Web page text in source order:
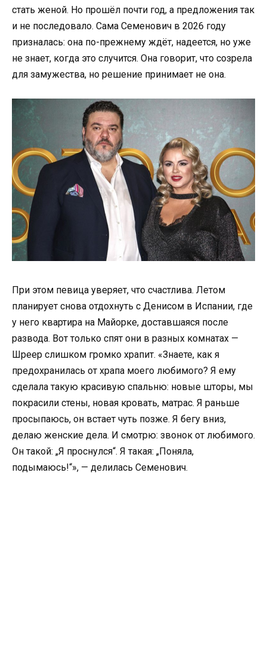
стать женой. Но прошёл почти год, а предложения так
и не последовало. Сама Семенович в 2026 году
призналась: она по-прежнему ждёт, надеется, но уже
не знает, когда это случится. Она говорит, что созрела
для замужества, но решение принимает не она.
При этом певица уверяет, что счастлива. Летом
планирует снова отдохнуть с Денисом в Испании, где
у него квартира на Майорке, доставшаяся после
развода. Вот только спят они в разных комнатах —
Шреер слишком громко храпит. «Знаете, как я
предохранилась от храпа моего любимого? Я ему
сделала такую красивую спальню: новые шторы, мы
покрасили стены, новая кровать, матрас. Я раньше
просыпаюсь, он встает чуть позже. Я бегу вниз,
делаю женские дела. И смотрю: звонок от любимого.
Он такой: „Я проснулся“. Я такая: „Поняла,
подымаюсь!“», — делилась Семенович.